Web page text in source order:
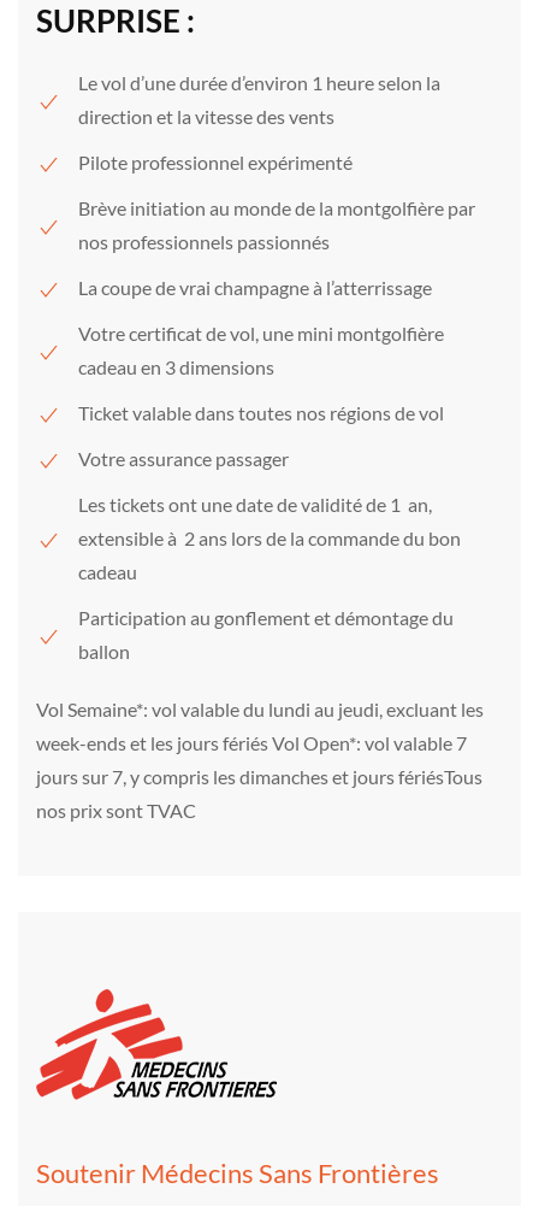
SURPRISE :
Le vol d’une durée d’environ 1 heure selon la
direction et la vitesse des vents
Pilote professionnel expérimenté
Brève initiation au monde de la montgolfière par
nos professionnels passionnés
La coupe de vrai champagne à l’atterrissage
Votre certificat de vol, une mini montgolfière
cadeau en 3 dimensions
Ticket valable dans toutes nos régions de vol
Votre assurance passager
Les tickets ont une date de validité de 1 an,
extensible à 2 ans lors de la commande du bon
cadeau
Participation au gonflement et démontage du
ballon
Vol Semaine*: vol valable du lundi au jeudi, excluant les
week-ends et les jours fériés Vol Open*: vol valable 7
jours sur 7, y compris les dimanches et jours fériésTous
nos prix sont TVAC
Soutenir Médecins Sans Frontières